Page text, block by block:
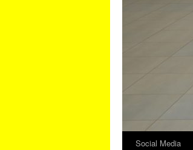
Social Media